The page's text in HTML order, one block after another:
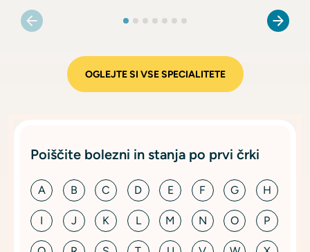
OGLEJTE SI VSE SPECIALITETE
Poiščite bolezni in stanja po prvi črki
A B C D E F G H
I J K L M N O P